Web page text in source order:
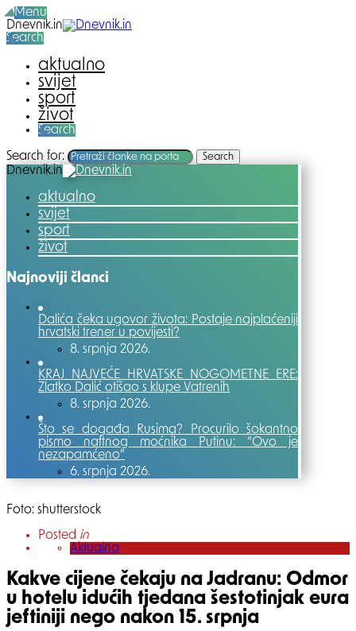
Menu
Dnevnik.in
Search
aktualno
svijet
sport
život
Search
Search for: Search
Dnevnik.in
aktualno
svijet
sport
život
Najnoviji članci
Dalića čeka ugovor života: Postaje najplaćeniji
hrvatski trener u povijesti?
8. srpnja 2026.
KRAJ NAJVEĆE HRVATSKE NOGOMETNE ERE:
Zlatko Dalić otišao s klupe Vatrenih
8. srpnja 2026.
Što se događa Rusima? Procurilo šokantno
pismo naftnog moćnika Putinu: “Ovo je
nezapamćeno”
6. srpnja 2026.
Foto: shutterstock
Posted in
Aktualno
Kakve cijene čekaju na Jadranu: Odmor
u hotelu idućih tjedana šestotinjak eura
jeftiniji nego nakon 15. srpnja